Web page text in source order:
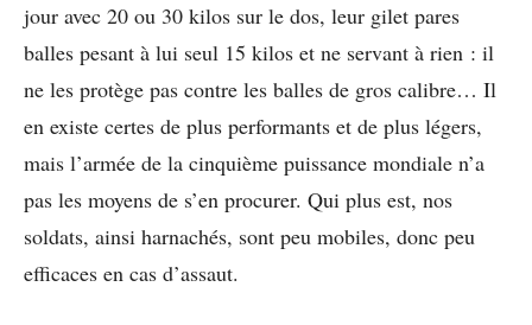
jour avec 20 ou 30 kilos sur le dos, leur gilet pares
balles pesant à lui seul 15 kilos et ne servant à rien : il
ne les protège pas contre les balles de gros calibre… Il
en existe certes de plus performants et de plus légers,
mais l’armée de la cinquième puissance mondiale n’a
pas les moyens de s’en procurer. Qui plus est, nos
soldats, ainsi harnachés, sont peu mobiles, donc peu
efficaces en cas d’assaut.